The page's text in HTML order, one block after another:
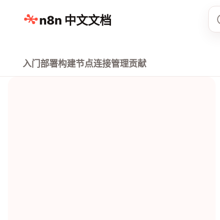
n8n 中文文档
入门部署构建节点连接管理贡献